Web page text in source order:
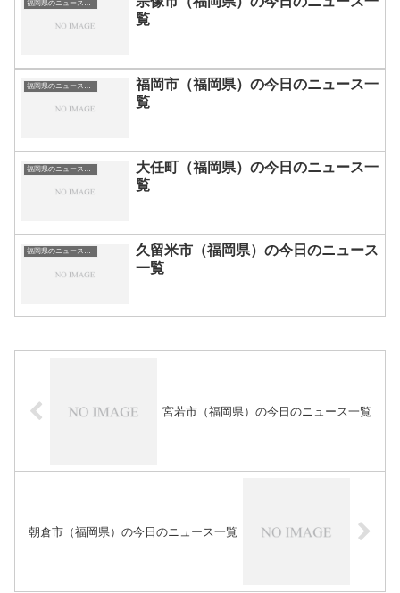
覧
福岡市（福岡県）の今日のニュース一
覧
大任町（福岡県）の今日のニュース一
覧
福岡県のニュース一覧
久留米市（福岡県）の今日のニュース
一覧
宮若市（福岡県）の今日のニュース一覧
朝倉市（福岡県）の今日のニュース一覧